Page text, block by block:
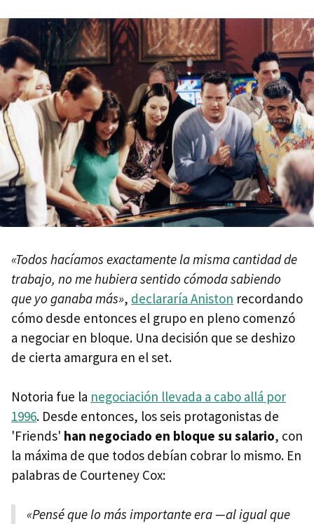
«Todos hacíamos exactamente la misma cantidad de
trabajo, no me hubiera sentido cómoda sabiendo
que yo ganaba más», declararía Aniston recordando
cómo desde entonces el grupo en pleno comenzó
a negociar en bloque. Una decisión que se deshizo
de cierta amargura en el set.
Notoria fue la negociación llevada a cabo allá por
1996. Desde entonces, los seis protagonistas de
'Friends' han negociado en bloque su salario, con
la máxima de que todos debían cobrar lo mismo. En
palabras de Courteney Cox:
«Pensé que lo más importante era —al igual que